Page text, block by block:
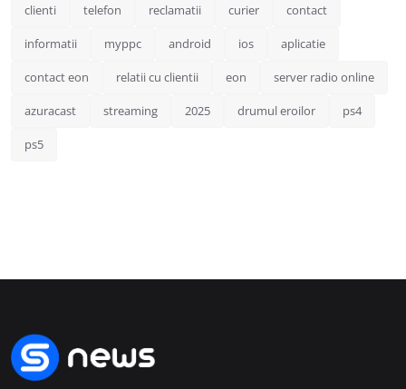
clienti telefon reclamatii curier contact
informatii myppc android ios aplicatie
contact eon relatii cu clientii eon server radio online
azuracast streaming 2025 drumul eroilor ps4
ps5